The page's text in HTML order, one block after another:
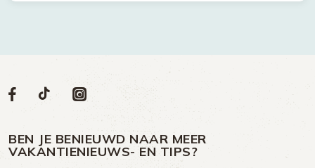
Volg
op
Social
Volg
op
Facebook
Volg
op
TikTok
Volg
op
Instagram
BEN JE BENIEUWD NAAR MEER
VAKANTIENIEUWS- EN TIPS?